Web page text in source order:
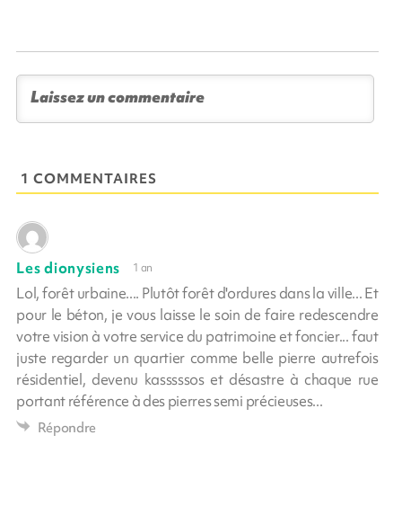
1 COMMENTAIRES
Les dionysiens 1 an
Lol, forêt urbaine.... Plutôt forêt d'ordures dans la ville... Et
pour le béton, je vous laisse le soin de faire redescendre
votre vision à votre service du patrimoine et foncier... faut
juste regarder un quartier comme belle pierre autrefois
résidentiel, devenu kasssssos et désastre à chaque rue
portant référence à des pierres semi précieuses...
Répondre